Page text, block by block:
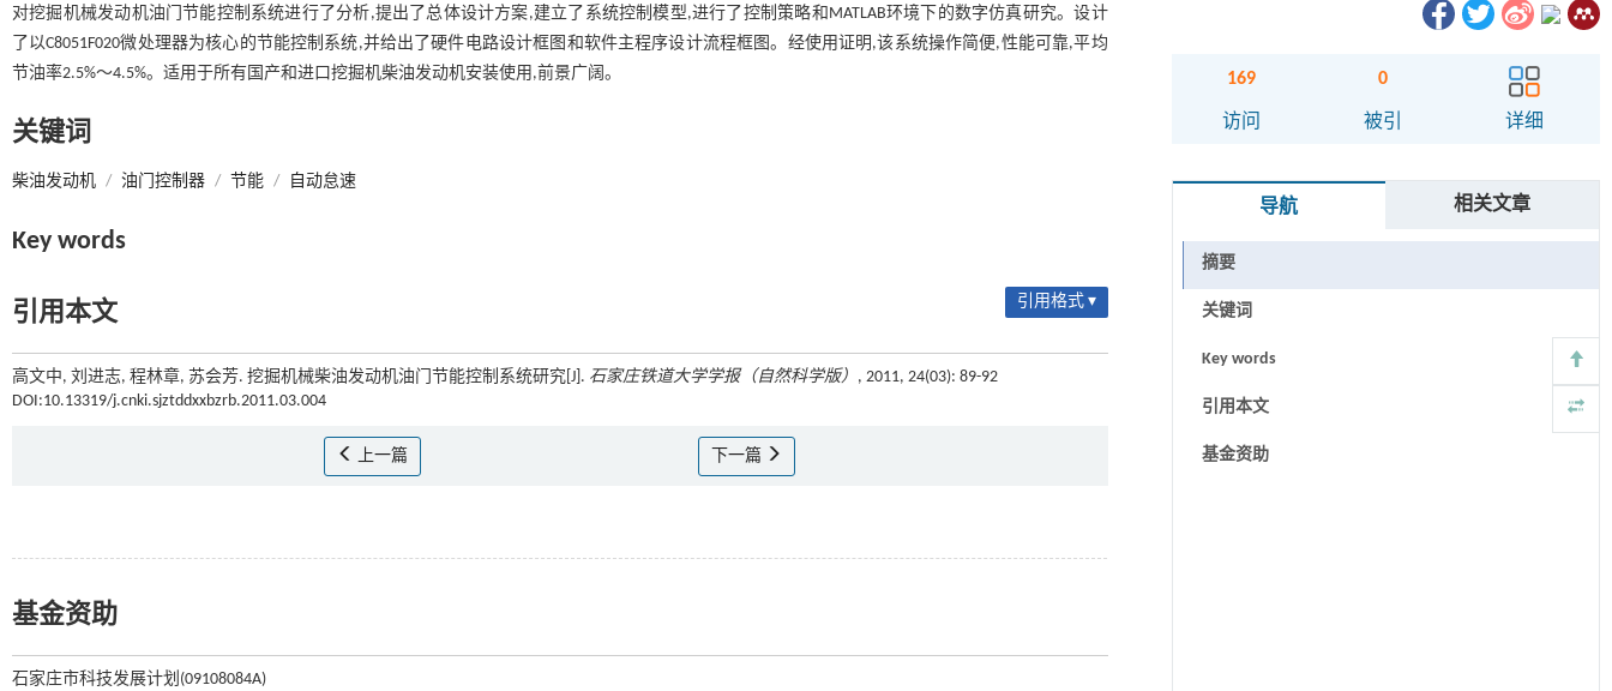
对挖掘机械发动机油门节能控制系统进行了分析,提出了总体设计方案,建立了系统控制模型,进行了控制策略和MATLAB环境下的数字仿真研究。设计
了以C8051F020微处理器为核心的节能控制系统,并给出了硬件电路设计框图和软件主程序设计流程框图。经使用证明,该系统操作简便,性能可靠,平均
节油率2.5%～4.5%。适用于所有国产和进口挖掘机柴油发动机安装使用,前景广阔。
关键词
柴油发动机 / 油门控制器 / 节能 / 自动怠速
Key words
引用本文 引用格式 ▾
高文中, 刘进志, 程林章, 苏会芳. 挖掘机械柴油发动机油门节能控制系统研究[J]. 石家庄铁道大学学报（自然科学版） , 2011, 24(03): 89-92
DOI:10.13319/j.cnki.sjztddxxbzrb.2011.03.004
上一篇 下一篇
基金资助
石家庄市科技发展计划(09108084A)
169
访问
0
被引 详细
导航 相关文章
摘要
关键词
Key words
引用本文
基金资助